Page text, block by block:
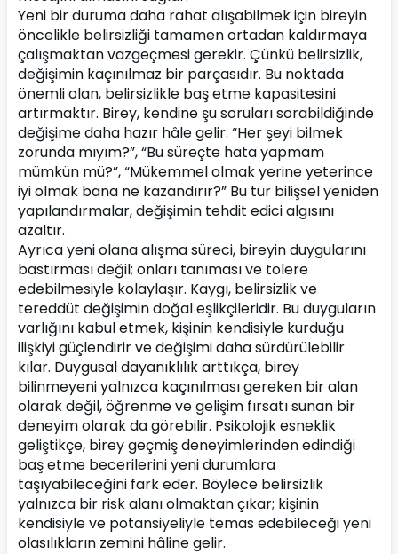
Yeni bir duruma daha rahat alışabilmek için bireyin
öncelikle belirsizliği tamamen ortadan kaldırmaya
çalışmaktan vazgeçmesi gerekir. Çünkü belirsizlik,
değişimin kaçınılmaz bir parçasıdır. Bu noktada
önemli olan, belirsizlikle baş etme kapasitesini
artırmaktır. Birey, kendine şu soruları sorabildiğinde
değişime daha hazır hâle gelir: “Her şeyi bilmek
zorunda mıyım?”, “Bu süreçte hata yapmam
mümkün mü?”, “Mükemmel olmak yerine yeterince
iyi olmak bana ne kazandırır?” Bu tür bilişsel yeniden
yapılandırmalar, değişimin tehdit edici algısını
azaltır.
Ayrıca yeni olana alışma süreci, bireyin duygularını
bastırması değil; onları tanıması ve tolere
edebilmesiyle kolaylaşır. Kaygı, belirsizlik ve
tereddüt değişimin doğal eşlikçileridir. Bu duyguların
varlığını kabul etmek, kişinin kendisiyle kurduğu
ilişkiyi güçlendirir ve değişimi daha sürdürülebilir
kılar. Duygusal dayanıklılık arttıkça, birey
bilinmeyeni yalnızca kaçınılması gereken bir alan
olarak değil, öğrenme ve gelişim fırsatı sunan bir
deneyim olarak da görebilir. Psikolojik esneklik
geliştikçe, birey geçmiş deneyimlerinden edindiği
baş etme becerilerini yeni durumlara
taşıyabileceğini fark eder. Böylece belirsizlik
yalnızca bir risk alanı olmaktan çıkar; kişinin
kendisiyle ve potansiyeliyle temas edebileceği yeni
olasılıkların zemini hâline gelir.